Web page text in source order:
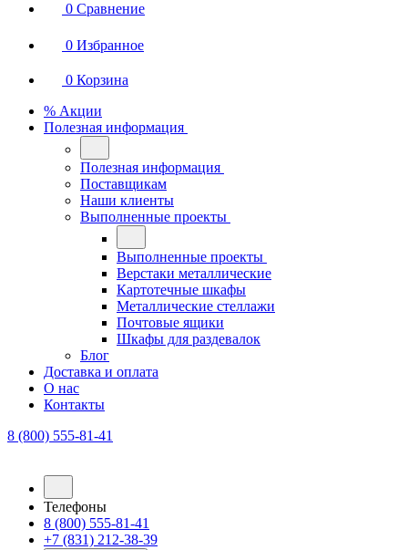
0 Сравнение
0 Избранное
0 Корзина
% Акции
Полезная информация
Полезная информация
Поставщикам
Наши клиенты
Выполненные проекты
Выполненные проекты
Верстаки металлические
Картотечные шкафы
Металлические стеллажи
Почтовые ящики
Шкафы для раздевалок
Блог
Доставка и оплата
О нас
Контакты
8 (800) 555-81-41
Телефоны
8 (800) 555-81-41
+7 (831) 212-38-39